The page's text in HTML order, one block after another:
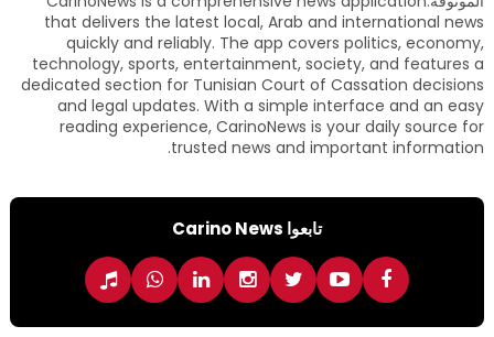
that delivers the latest local, Arab and international news
quickly and reliably. The app covers politics, economy,
technology, sports, entertainment, society, and features a
dedicated section for Tunisian Court of Cassation decisions
and legal updates. With a simple interface and an easy
reading experience, CarinoNews is your daily source for
trusted news and important information.
تابعوا Carino News